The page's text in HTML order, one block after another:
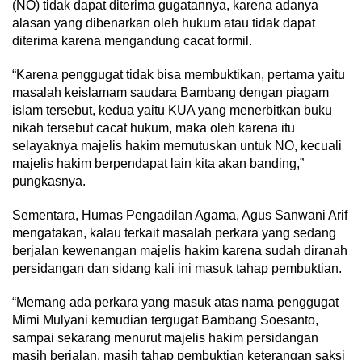
(NO) tidak dapat diterima gugatannya, karena adanya
alasan yang dibenarkan oleh hukum atau tidak dapat
diterima karena mengandung cacat formil.
“Karena penggugat tidak bisa membuktikan, pertama yaitu
masalah keislamam saudara Bambang dengan piagam
islam tersebut, kedua yaitu KUA yang menerbitkan buku
nikah tersebut cacat hukum, maka oleh karena itu
selayaknya majelis hakim memutuskan untuk NO, kecuali
majelis hakim berpendapat lain kita akan banding,”
pungkasnya.
Sementara, Humas Pengadilan Agama, Agus Sanwani Arif
mengatakan, kalau terkait masalah perkara yang sedang
berjalan kewenangan majelis hakim karena sudah diranah
persidangan dan sidang kali ini masuk tahap pembuktian.
“Memang ada perkara yang masuk atas nama penggugat
Mimi Mulyani kemudian tergugat Bambang Soesanto,
sampai sekarang menurut majelis hakim persidangan
masih berjalan, masih tahap pembuktian keterangan saksi